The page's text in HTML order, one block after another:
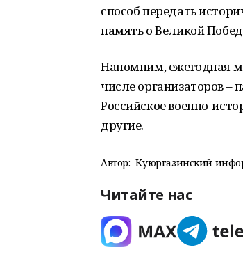
способ передать
память о Великой
Напомним, ежегодная
числе организаторов –
Российское военно-
другие.
Автор: Куюргазинский
Читайте нас